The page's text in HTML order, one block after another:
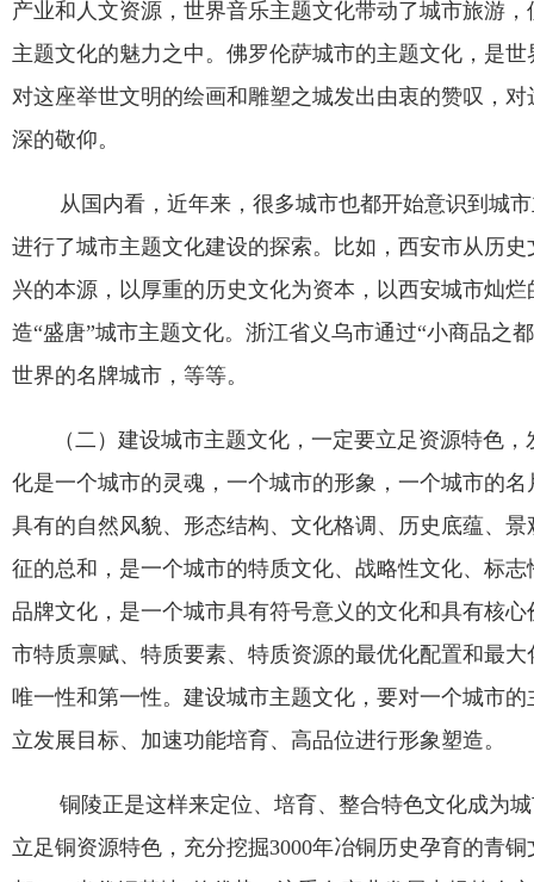
产业和人文资源，世界音乐主题文化带动了城市旅游
主题文化的魅力之中。佛罗伦萨城市的主题文化，是
对这座举世文明的绘画和雕塑之城发出由衷的赞叹，
深的敬仰。
从国内看，近年来，很多城市也都开始意识到城
进行了城市主题文化建设的探索。比如，西安市从历
兴的本源，以厚重的历史文化为资本，以西安城市灿
造“盛唐”城市主题文化。浙江省义乌市通过“小商品之都
世界的名牌城市，等等。
（二）建设城市主题文化，一定要立足资源特色，
化是一个城市的灵魂，一个城市的形象，一个城市的
具有的自然风貌、形态结构、文化格调、历史底蕴、
征的总和，是一个城市的特质文化、战略性文化、标
品牌文化，是一个城市具有符号意义的文化和具有核
市特质禀赋、特质要素、特质资源的最优化配置和最
唯一性和第一性。建设城市主题文化，要对一个城市
立发展目标、加速功能培育、高品位进行形象塑造。
铜陵正是这样来定位、培育、整合特色文化成为城
立足铜资源特色，充分挖掘3000年冶铜历史孕育的青